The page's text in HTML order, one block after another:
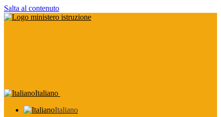
Salta al contenuto
Italiano
Italiano